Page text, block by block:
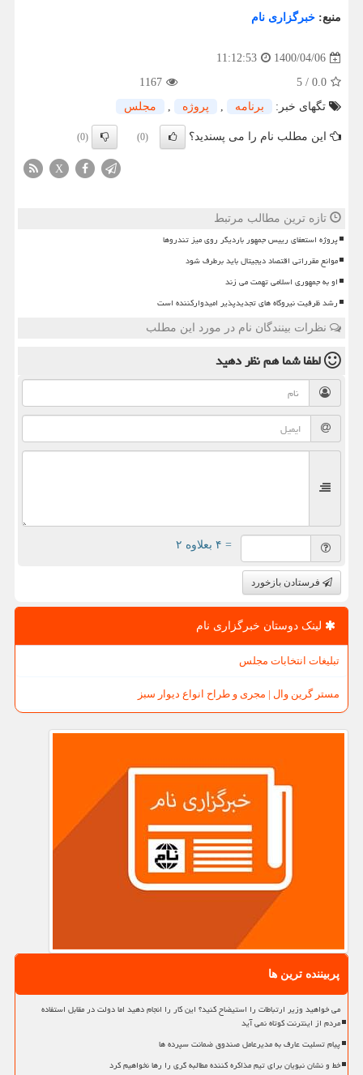
منبع: خبرگزاری نام
1400/04/06
11:12:53
0.0
/
5
1167
تگهای خبر:
برنامه , پروژه , مجلس
این مطلب نام را می پسندید؟ (0)
(0)
X
تازه ترین مطالب مرتبط
پروژه استعفای رییس جمهور باردیگر روی میز تندروها
موانع مقرراتی اقتصاد دیجیتال باید برطرف شود
او به جمهوری اسلامی تهمت می زند
رشد ظرفیت نیروگاه های تجدیدپذیر امیدوارکننده است
نظرات بینندگان نام در مورد این مطلب
لطفا شما همنظر دهید
= ۴ بعلاوه ۲
فرستادن بازخورد
لینک دوستان خبرگزاری نام
تبلیغات انتخابات مجلس
مستر گرین وال | مجری و طراح انواع دیوار سبز
پربیننده ترین ها
می خواهید وزیر ارتباطات را استیضاح کنید؟ این کار را انجام دهید اما دولت در مقابل استفاده
مردم از اینترنت کوتاه نمی آید
پیام تسلیت عارف به مدیرعامل صندوق ضمانت سپرده ها
خط و نشان نبویان برای تیم مذاکره کننده مطالبه گری را رها نخواهیم کرد